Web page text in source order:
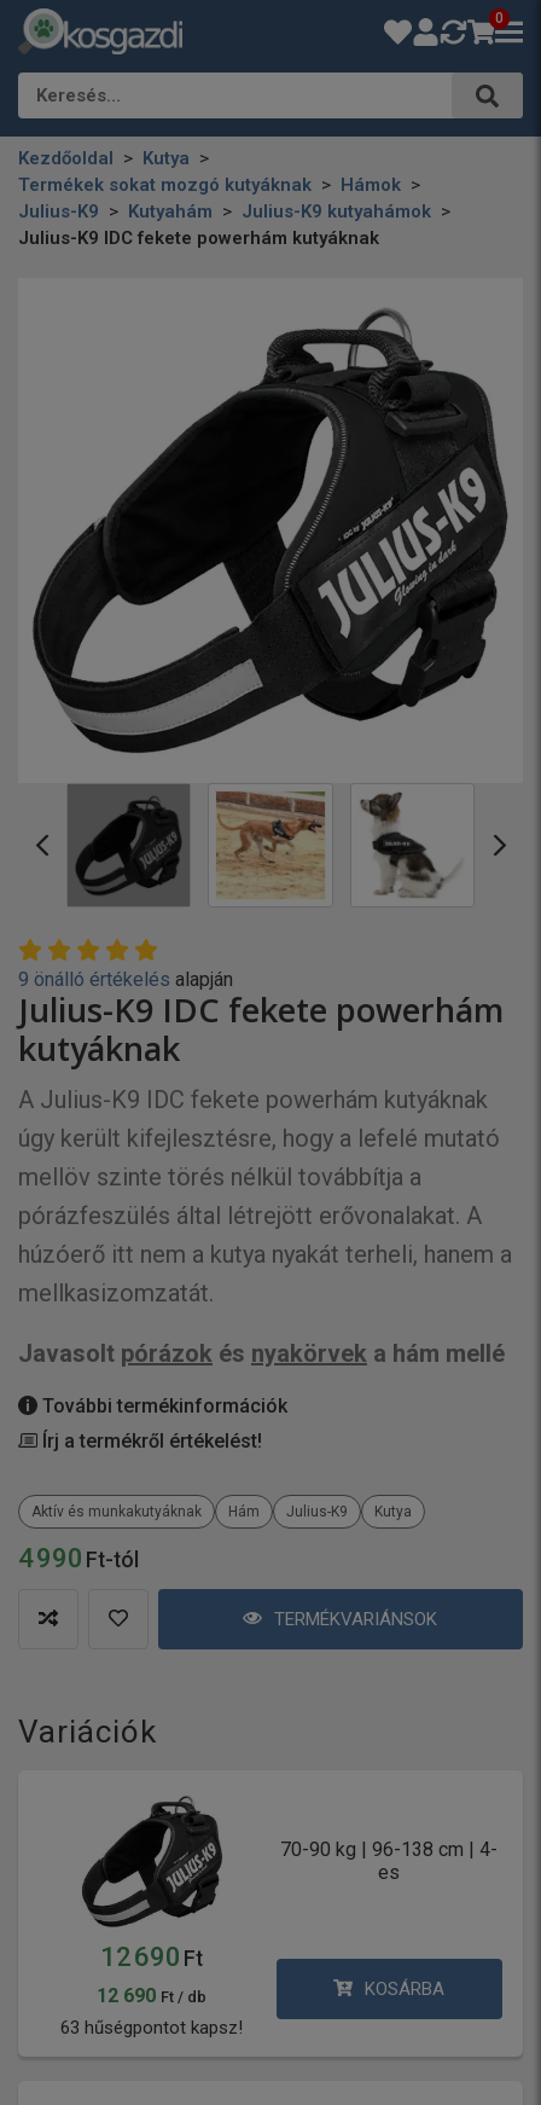
0
Keresés…
Kezdőoldal
Kutya
Termékek sokat mozgó kutyáknak
Hámok
Julius-K9
Kutyahám
Julius-K9 kutyahámok
Julius-K9 IDC fekete powerhám kutyáknak
9 önálló értékelés alapján
Julius-K9 IDC fekete powerhám
kutyáknak
4 990 Ft-tól
TERMÉKVARIÁNSOK
A Julius-K9 IDC fekete powerhám kutyáknak
úgy került kifejlesztésre, hogy a lefelé mutató
mellöv szinte törés nélkül továbbítja a
pórázfeszülés által létrejött erővonalakat. A
húzóerő itt nem a kutya nyakát terheli, hanem a
mellkasizomzatát.
Javasolt pórázok és nyakörvek a hám mellé
További termékinformációk
Írj a termékről értékelést!
Aktív és munkakutyáknak Hám Julius-K9 Kutya
Variációk
70-90 kg | 96-138 cm | 4-
es
12 690 Ft
12 690 Ft / db
63 hűségpontot kapsz!
KOSÁRBA